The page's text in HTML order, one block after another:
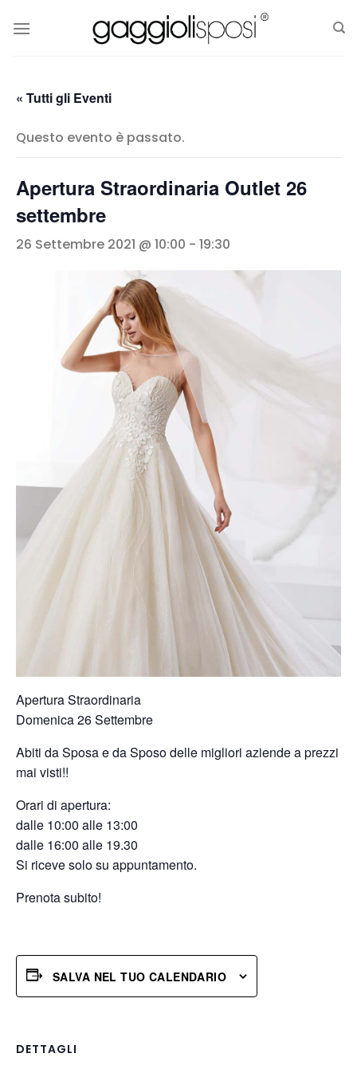
« Tutti gli Eventi
Questo evento è passato.
Apertura Straordinaria Outlet 26
settembre
26 Settembre 2021 @ 10:00 - 19:30
Apertura Straordinaria
Domenica 26 Settembre
Abiti da Sposa e da Sposo delle migliori aziende a prezzi
mai visti!!
Orari di apertura:
dalle 10:00 alle 13:00
dalle 16:00 alle 19.30
Si riceve solo su appuntamento.
Prenota subito!
SALVA NEL TUO CALENDARIO
DETTAGLI